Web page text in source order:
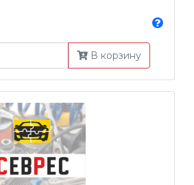
В корзину